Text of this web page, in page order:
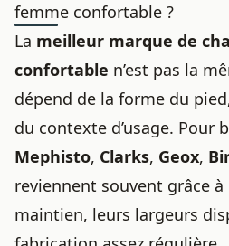
femme confortable ?
La meilleur marque de
confortable n’est pas la
dépend de la forme du
du contexte d’usage. Pour
Mephisto, Clarks, Geox,
reviennent souvent grâce
maintien, leurs largeurs